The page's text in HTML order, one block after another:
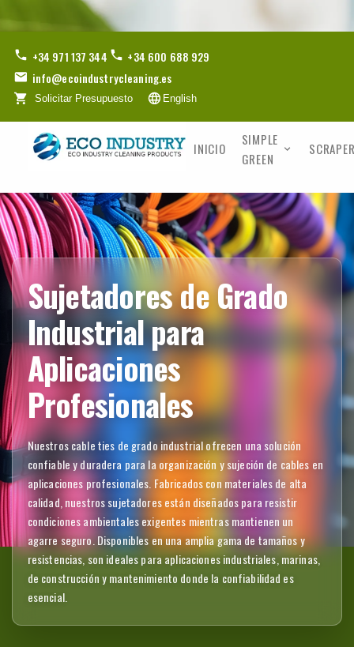
+34 971 137 344
+34 600 688 929
info@ecoindustrycleaning.es
Solicitar Presupuesto English
INICIO
SIMPLE
GREEN
Sujetadores de Grado
Industrial para
Aplicaciones
Profesionales
Nuestros cable ties de grado industrial ofrecen una solución
confiable y duradera para la organización y sujeción de cables en
aplicaciones profesionales. Fabricados con materiales de alta
calidad, nuestros sujetadores están diseñados para resistir
condiciones ambientales exigentes mientras mantienen un
agarre seguro. Disponibles en una amplia gama de tamaños y
resistencias, son ideales para aplicaciones industriales, marinas,
de construcción y mantenimiento donde la confiabilidad es
esencial.